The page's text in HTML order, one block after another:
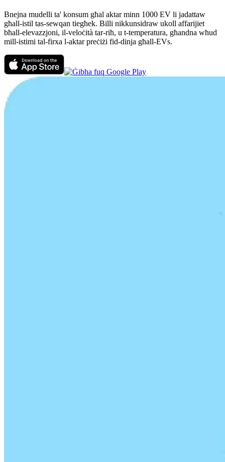
Bnejna mudelli ta' konsum għal aktar minn 1000 EV li jadattaw
għall-istil tas-sewqan tiegħek. Billi nikkunsidraw ukoll affarijiet
bħall-elevazzjoni, il-veloċità tar-riħ, u t-temperatura, għandna wħud
mill-istimi tal-firxa l-aktar preċiżi fid-dinja għall-EVs.